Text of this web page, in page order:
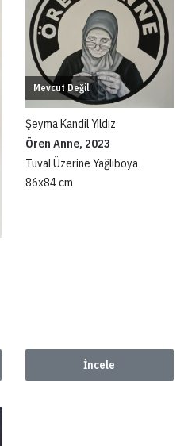
üzerindeki etkilerini sorguluyor. Kimi
kimi zaman materyal kullanımıyla
katmanlı yapı, izleyiciye derin bir
toplumsal baskılarla olan
izleri keşfetmeye dayanıyor.
Mevcut Değil
Şeyma Kandil Yıldız
Ören Anne, 2023
Tuval Üzerine Yağlıboya
86x84 cm
İncele